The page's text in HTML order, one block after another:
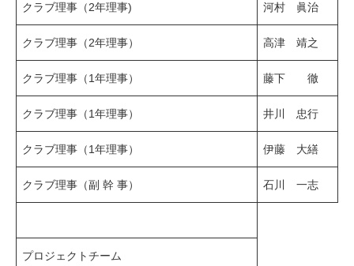
クラブ理事（2年理事) 河村 眞治
クラブ理事（2年理事） 高津 靖之
クラブ理事（1年理事） 藤下 徹
クラブ理事（1年理事） 井川 忠行
クラブ理事（1年理事） 伊藤 大繕
クラブ理事（副 幹 事） 石川 一志
プロジェクトチーム